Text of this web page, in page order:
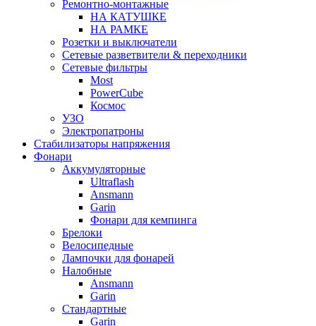
Ремонтно-монтажные
НА КАТУШКЕ
НА РАМКЕ
Розетки и выключатели
Сетевые разветвители & переходники
Сетевые фильтры
Most
PowerCube
Космос
УЗО
Электропатроны
Стабилизаторы напряжения
Фонари
Аккумуляторные
Ultraflash
Ansmann
Garin
Фонари для кемпинга
Брелоки
Велосипедные
Лампочки для фонарей
Налобные
Ansmann
Garin
Стандартные
Garin